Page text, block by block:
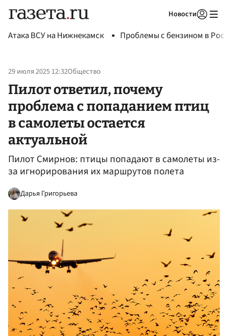
Новости
Атака ВСУ на Нижнекамск Проблемы с бензином в
29 июля 2025 12:32Общество
Пилот ответил, почему
проблема с попаданием птиц
в самолеты остается
актуальной
Пилот Смирнов: птицы попадают в самолеты из-
за игнорирования их маршрутов полета
Дарья Григорьева